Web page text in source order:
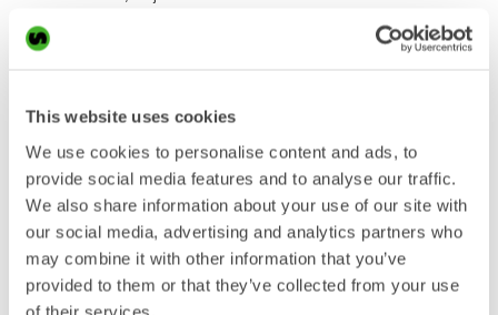
This website uses cookies
We use cookies to personalise content and ads, to
provide social media features and to analyse our traffic.
We also share information about your use of our site with
our social media, advertising and analytics partners who
may combine it with other information that you’ve
provided to them or that they’ve collected from your use
of their services.
Gearing up for the next 20 years of commitment to efficiency for
Plant Planet magazine, December 13, 2024
In 2025 Steelwrist celebrates 20 years in business. Founded in
Sweden back in 2005 manufacturing tiltrotators, quick couplers and
work tools for excavators, the company has grown significantly
since then, quickly becoming the global player it is today. Read
abouthow Steelwrist has developed the tiltrotator technology and
built a strong brand in the industry.